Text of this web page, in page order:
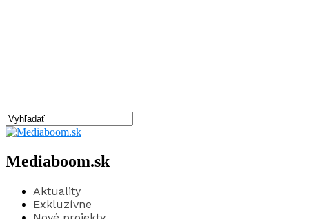
Mediaboom.sk
Aktuality
Exkluzívne